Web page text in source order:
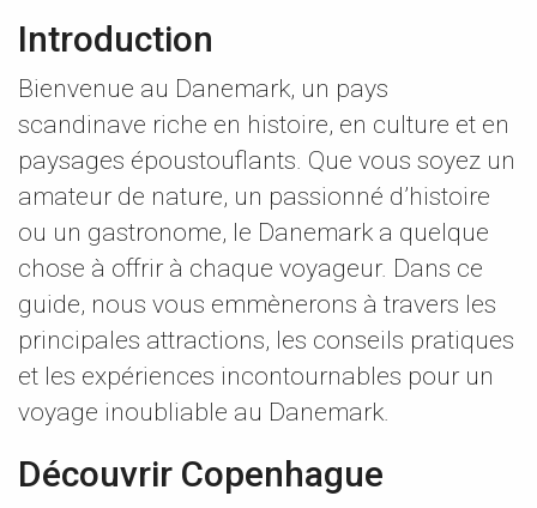
Introduction
Bienvenue au Danemark, un pays
scandinave riche en histoire, en culture et en
paysages époustouflants. Que vous soyez un
amateur de nature, un passionné d’histoire
ou un gastronome, le Danemark a quelque
chose à offrir à chaque voyageur. Dans ce
guide, nous vous emmènerons à travers les
principales attractions, les conseils pratiques
et les expériences incontournables pour un
voyage inoubliable au Danemark.
Découvrir Copenhague